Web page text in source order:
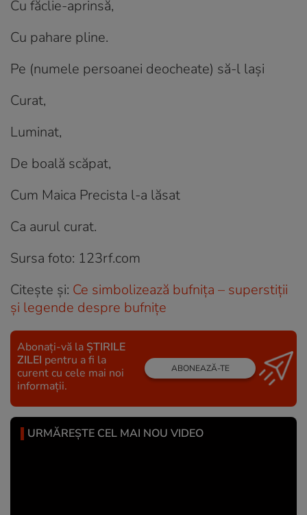
Cu făclie-aprinsă,
Cu pahare pline.
Pe (numele persoanei deocheate) să-l lași
Curat,
Luminat,
De boală scăpat,
Cum Maica Precista l-a lăsat
Ca aurul curat.
Sursa foto: 123rf.com
Citeşte şi: Ce simbolizează bufnița – superstiții
și legende despre bufnițe
Abonați-vă la ȘTIRILE
ZILEI pentru a fi la
curent cu cele mai noi
informații.
ABONEAZĂ-TE
URMĂREȘTE CEL MAI NOU VIDEO